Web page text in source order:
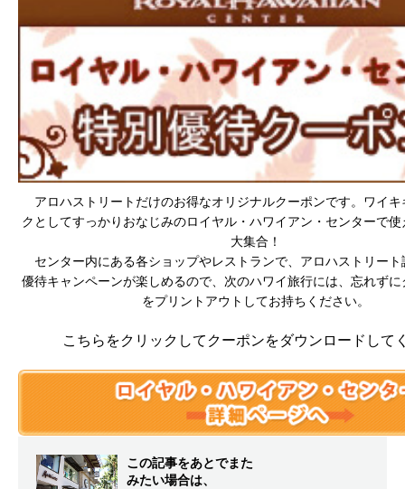
アロハストリートだけのお得なオリジナルクーポンです。ワイキ
クとしてすっかりおなじみのロイヤル・ハワイアン・センターで
大集合！
センター内にある各ショップやレストランで、アロハストリート
優待キャンペーンが楽しめるので、次のハワイ旅行には、忘れず
をプリントアウトしてお持ちください。
こちらをクリックしてクーポンをダウンロードして
この記事をあとでまた
みたい場合は、